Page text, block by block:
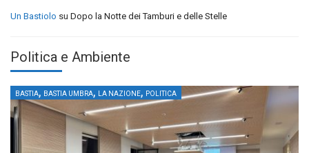
Un Bastiolo su Dopo la Notte dei Tamburi e delle Stelle
Politica e Ambiente
BASTIA, BASTIA UMBRA, LA NAZIONE, POLITICA